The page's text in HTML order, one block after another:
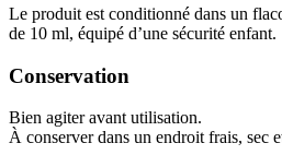
Le produit est conditionné dans un
de 10 ml, équipé d’une sécurité enfant.
Conservation
Bien agiter avant utilisation.
À conserver dans un endroit frais, sec